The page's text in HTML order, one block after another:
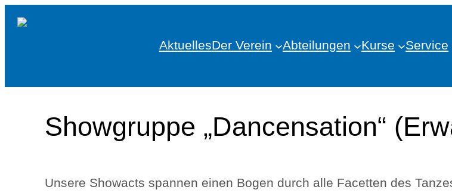
Zum
AktuellesDer Verein Abteilungen Kurse Service
Showgruppe „Dancensation“
Unsere Showacts spannen einen Bogen durch alle Facetten des